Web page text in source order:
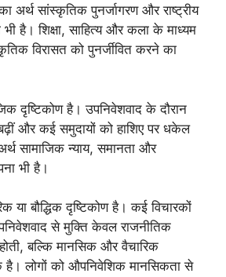
अर्थ सांस्कृतिक पुनर्जागरण और राष्ट्रीय
भी है। शिक्षा, साहित्य और कला के माध्यम
विरासत को पुनर्जीवित करने का
दृष्टिकोण है। उपनिवेशवाद के दौरान
और कई समुदायों को हाशिए पर धकेल
सामाजिक न्याय, समानता और
भी है।
या बौद्धिक दृष्टिकोण है। कई विचारकों
से मुक्ति केवल राजनीतिक
बल्कि मानसिक और वैचारिक
लोगों को औपनिवेशिक मानसिकता से